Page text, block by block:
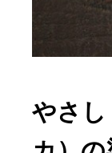
やさ